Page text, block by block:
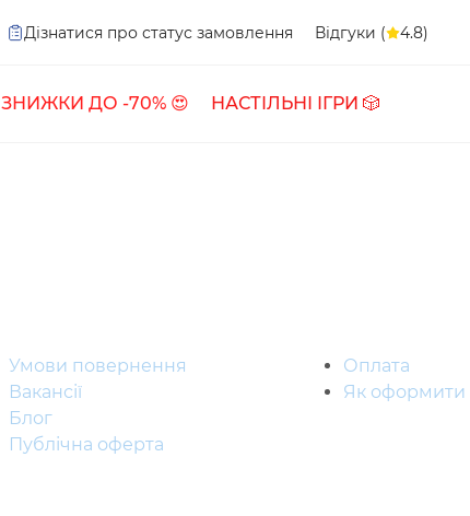
Дізнатися про статус замовлення Відгуки ( 4.8)
ЗНИЖКИ ДО -70% 😍 НАСТІЛЬНІ ІГРИ 🎲
Умови повернення
Вакансії
Блог
Публічна оферта
Оплата
Як оформити